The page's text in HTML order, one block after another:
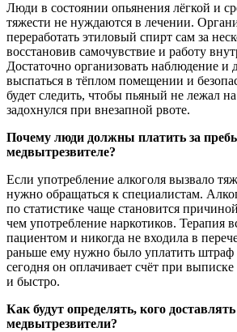
Люди в состоянии опьянения лёгкой и
тяжести не нуждаются в лечении.
переработать этиловый спирт сам за
восстановив самочувствие и работу
Достаточно организовать наблюдение и
выспаться в тёплом помещении и
будет следить, чтобы пьяный не лежал
задохнулся при внезапной рвоте.
Почему люди должны платить за
медвытрезвителе?
Если употребление алкоголя вызвало
нужно обращаться к специалистам.
по статистике чаще становится
чем употребление наркотиков. Терапия
пациентом и никогда не входила в
раньше ему нужно было уплатить штраф
сегодня он оплачивает счёт при
и быстро.
Как будут определять, кого
медвытрезвители?